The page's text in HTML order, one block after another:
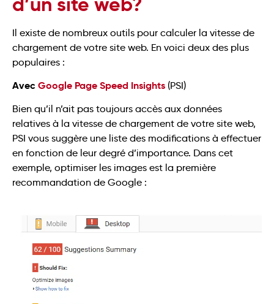
Il existe de nombreux outils pour calculer la vitesse de
chargement de votre site web. En voici deux des plus
populaires :
Avec Google PageSpeed Insights (PSI)
Bien qu’il n’ait pas toujours accès aux données
relatives à la vitesse de chargement de votre site web,
PSI vous suggère une liste des modifications à effectuer
en fonction de leur degré d’importance. Dans cet
exemple, optimiser les images est la première
recommandation de Google :